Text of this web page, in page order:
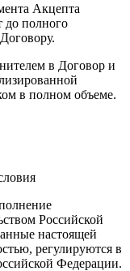
Акцепта
до полного
в Договор и
в полном объеме.
Российской
настоящей
регулируются в
Федерации.